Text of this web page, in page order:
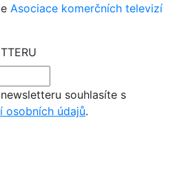
Asociace komerčních televizí
souhlasíte s
osobních údajů.